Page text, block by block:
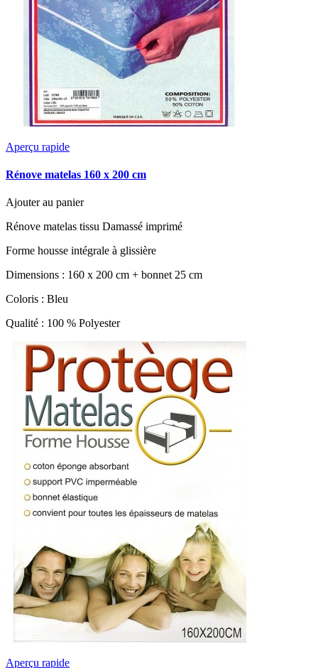
Aperçu rapide
Rénove matelas 160 x 200 cm
Ajouter au panier
Rénove matelas tissu Damassé imprimé
Forme housse intégrale à glissière
Dimensions : 160 x 200 cm + bonnet 25 cm
Coloris : Bleu
Qualité : 100 % Polyester
Aperçu rapide